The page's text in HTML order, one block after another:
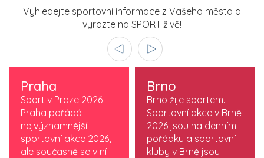
Vyhledejte sportovní informace z Vašeho města a
vyrazte na SPORT živě!
Praha
Sport v Praze 2026
Praha pořádá
nejvýznamnější
sportovní akce 2026,
ale současně se v ní
Brno
Brno žije sportem.
Sportovní akce v Brně
2026 jsou na denním
pořádku a sportovní
kluby v Brně jsou